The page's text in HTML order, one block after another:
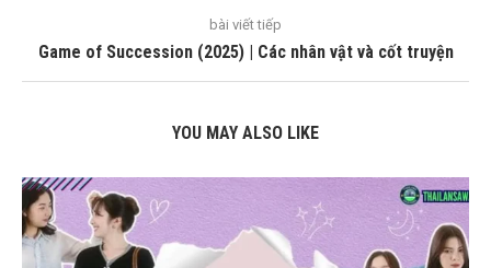
bài viết tiếp
Game of Succession (2025) | Các nhân vật và cốt truyện
YOU MAY ALSO LIKE